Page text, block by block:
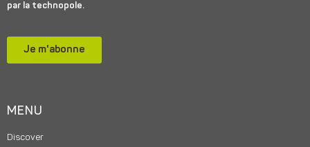
par la technopole.
Je m'abonne
MENU
Discover